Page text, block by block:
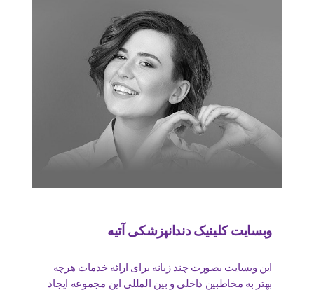
وبسایت کلینیک دندانپزشکی آتیه
این وبسایت بصورت چند زبانه برای ارائه خدمات هرچه
بهتر به مخاطبین داخلی و بین المللی این مجموعه ایجاد